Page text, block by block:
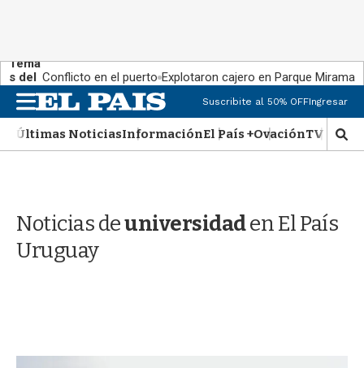
Tema
s del
día:
Conflicto en el puerto Explotaron cajero en Parque Miramar
M
e
n
u
Suscribite al 50% OFFIngresar
Últimas NoticiasInformaciónEl País +OvaciónTV Show
M
o
Noticias deuniversidaden El País
Uruguay